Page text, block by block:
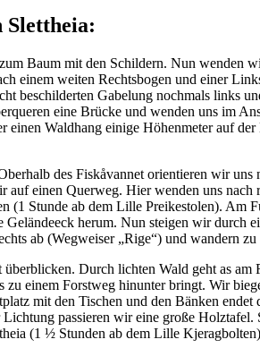
Baum mit den Schildern. Nun wenden
einem weiten Rechtsbogen und einer
beschilderten Gabelung nochmals links
eine Brücke und wenden uns im
Waldhang einige Höhenmeter auf
des Fiskåvannet orientieren wir
einen Querweg. Hier wenden uns
Stunde ab dem Lille Preikestolen). Am
herum. Nun steigen wir
ab (Wegweiser „Rige“) und wandern
Durch lichten Wald geht as
einem Forstweg hinunter bringt. Wir
mit den Tischen und den Bänken
passieren wir eine große
(1 ½ Stunden ab dem Lille